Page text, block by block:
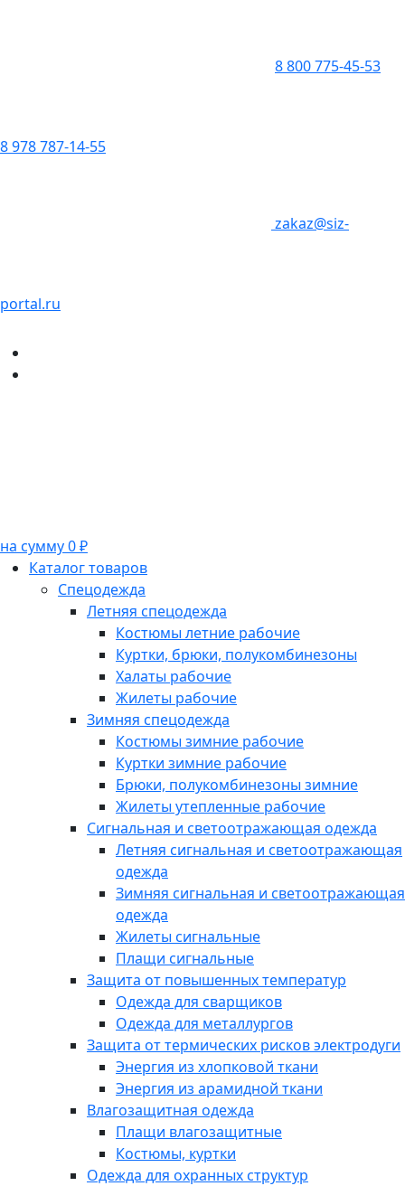
8 800 775-45-53
8 978 787-14-55
zakaz@siz-
portal.ru
на сумму 0 ₽
Каталог товаров
Спецодежда
Летняя спецодежда
Костюмы летние рабочие
Куртки, брюки, полукомбинезоны
Халаты рабочие
Жилеты рабочие
Зимняя спецодежда
Костюмы зимние рабочие
Куртки зимние рабочие
Брюки, полукомбинезоны зимние
Жилеты утепленные рабочие
Сигнальная и светоотражающая одежда
Летняя сигнальная и светоотражающая
одежда
Зимняя сигнальная и светоотражающая
одежда
Жилеты сигнальные
Плащи сигнальные
Защита от повышенных температур
Одежда для сварщиков
Одежда для металлургов
Защита от термических рисков электродуги
Энергия из хлопковой ткани
Энергия из арамидной ткани
Влагозащитная одежда
Плащи влагозащитные
Костюмы, куртки
Одежда для охранных структур